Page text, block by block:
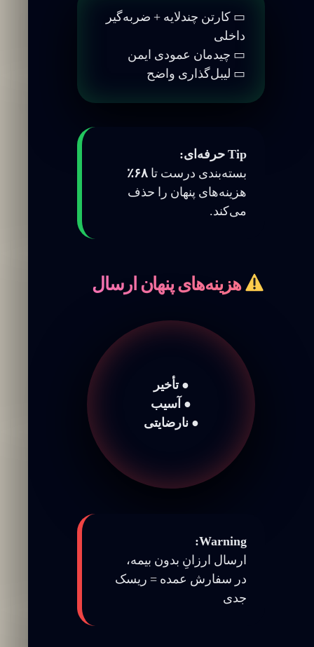
▭ کارتن چندلایه + ضربه‌گیر
داخلی
▭ چیدمان عمودی ایمن
▭ لیبل‌گذاری واضح
Tip حرفه‌ای:
بسته‌بندی درست تا ۶۸٪
هزینه‌های پنهان را حذف
می‌کند.
هزینه‌های پنهان ارسال
● تأخیر
● آسیب
● نارضایتی
Warning:
ارسال ارزانِ بدون بیمه،
در سفارش عمده = ریسک
جدی